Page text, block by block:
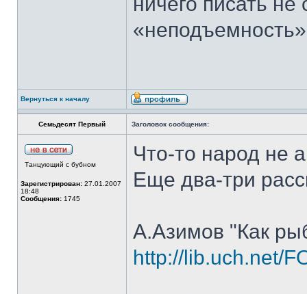
Вернуться к началу
Семьдесят Первый Заголовок сообщения:
Танцующий с бубном
Зарегистрирован: 27.01.2007
18:48
Сообщения: 1745
Что-то народ не
Еще два-три
А.Азимов "Как
http://lib.uch.net/